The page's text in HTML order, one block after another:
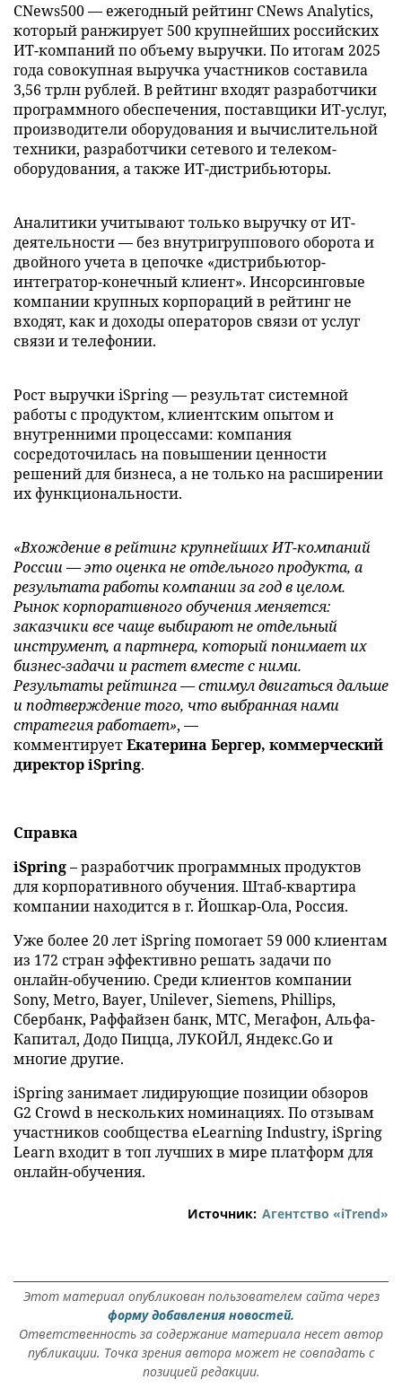
CNews500 — ежегодный рейтинг CNews Analytics,
который ранжирует 500 крупнейших российских
ИТ-компаний по объему выручки. По итогам 2025
года совокупная выручка участников составила
3,56 трлн рублей. В рейтинг входят разработчики
программного обеспечения, поставщики ИТ-услуг,
производители оборудования и вычислительной
техники, разработчики сетевого и телеком-
оборудования, а также ИТ-дистрибьюторы.
Аналитики учитывают только выручку от ИТ-
деятельности — без внутригруппового оборота и
двойного учета в цепочке «дистрибьютор-
интегратор-конечный клиент». Инсорсинговые
компании крупных корпораций в рейтинг не
входят, как и доходы операторов связи от услуг
связи и телефонии.
Рост выручки iSpring — результат системной
работы с продуктом, клиентским опытом и
внутренними процессами: компания
сосредоточилась на повышении ценности
решений для бизнеса, а не только на расширении
их функциональности.
«Вхождение в рейтинг крупнейших ИТ-компаний
России — это оценка не отдельного продукта, а
результата работы компании за год в целом.
Рынок корпоративного обучения меняется:
заказчики все чаще выбирают не отдельный
инструмент, а партнера, который понимает их
бизнес-задачи и растет вместе с ними.
Результаты рейтинга — стимул двигаться дальше
и подтверждение того, что выбранная нами
стратегия работает», —
комментируетЕкатерина Бергер, коммерческий
директор iSpring.
Справка
iSpring– разработчик программных продуктов
для корпоративного обучения. Штаб-квартира
компании находится в г. Йошкар-Ола, Россия.
Уже более 20 лет iSpring помогает 59 000 клиентам
из 172 стран эффективно решать задачи по
онлайн-обучению. Среди клиентов компании
Sony, Metro, Bayer, Unilever, Siemens, Phillips,
Сбербанк, Раффайзен банк, МТС, Мегафон, Альфа-
Капитал, Додо Пицца, ЛУКОЙЛ, Яндекс.Go и
многие другие.
iSpring занимает лидирующие позиции обзоров
G2 Crowd в нескольких номинациях. По отзывам
участников сообщества eLearning Industry, iSpring
Learn входит в топ лучших в мире платформ для
онлайн-обучения.
Источник: Агентство «iTrend»
Этот материал опубликован пользователем сайта через
форму добавления новостей.
Ответственность за содержание материала несет автор
публикации. Точка зрения автора может не совпадать с
позицией редакции.